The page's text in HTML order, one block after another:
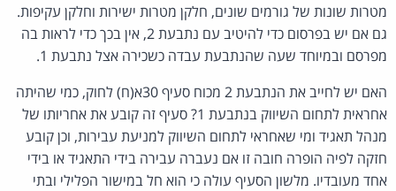
מטרות שונות של גורמים שונים, חלקן מטרות ישירות וחלקן עקיפות.
גם אם יש בפרסום כדי להיטיב עם נתבעת 2, אין בכך כדי לראות בה
מפרסם ובמיוחד שעה שהנתבעת עבדה כשכירה אצל נתבעת 1.
האם יש לחייב את הנתבעת 2 מכוח סעיף 30א(ח) לחוק, כמי שהיתה
אחראית לתחום השיווק בנתבעת 1? סעיף זה קובע את אחריותו של
מנהל תאגיד ומי שאחראי לתחום השיווק למניעת עבירות, וכן קובע
חזקה לפיה הופרה חובה זו אם נעברה עבירה בידי התאגיד או בידי
אחד מעובדיו. מלשון הסעיף עולה כי הוא חל במישור הפלילי ובתי